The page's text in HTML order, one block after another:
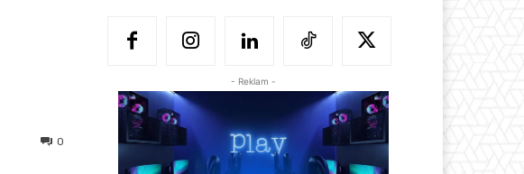
0
- Reklam -